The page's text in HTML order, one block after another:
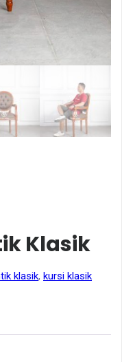
Klasik
klasik, kursi klasik